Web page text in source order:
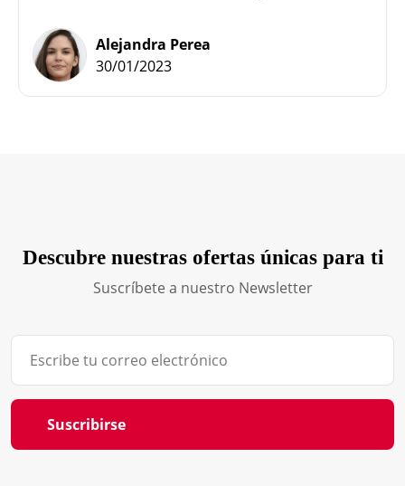
Alejandra Perea
30/01/2023
Descubre nuestras ofertas únicas para ti
Suscríbete a nuestro Newsletter
Suscribirse